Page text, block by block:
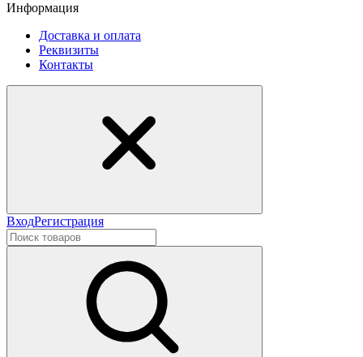
Информация
Доставка и оплата
Реквизиты
Контакты
ВходРегистрация